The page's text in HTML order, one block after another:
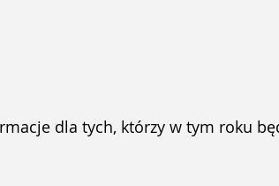
dla tych, którzy w tym roku